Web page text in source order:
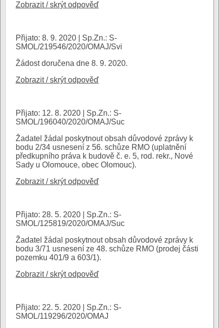
Zobrazit / skrýt odpověď
Přijato: 8. 9. 2020 | Sp.Zn.: S-
SMOL/219546/2020/OMAJ/Svi
Žádost doručena dne 8. 9. 2020.
Zobrazit / skrýt odpověď
Přijato: 12. 8. 2020 | Sp.Zn.: S-
SMOL/196040/2020/OMAJ/Suc
Žadatel žádal poskytnout obsah důvodové zprávy k
bodu 2/34 usnesení z 56. schůze RMO (uplatnění
předkupního práva k budově č. e. 5, rod. rekr., Nové
Sady u Olomouce, obec Olomouc).
Zobrazit / skrýt odpověď
Přijato: 28. 5. 2020 | Sp.Zn.: S-
SMOL/125819/2020/OMAJ/Suc
Žadatel žádal poskytnout obsah důvodové zprávy k
bodu 3/71 usnesení ze 48. schůze RMO (prodej části
pozemku 401/9 a 603/1).
Zobrazit / skrýt odpověď
Přijato: 22. 5. 2020 | Sp.Zn.: S-
SMOL/119296/2020/OMAJ